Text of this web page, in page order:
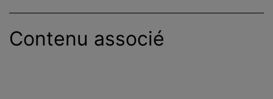
Contenu associé